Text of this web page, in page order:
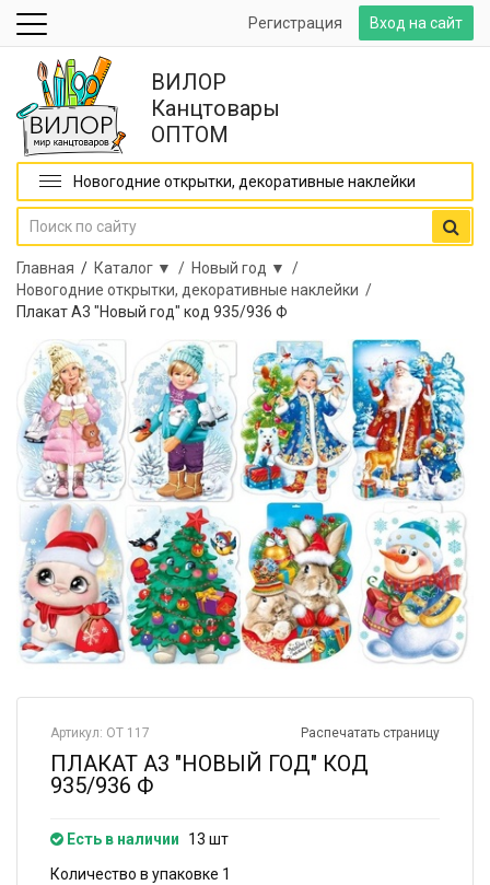
Вход на сайт
Регистрация
ВИЛОР
Канцтовары
ОПТОМ
Новогодние открытки, декоративные наклейки
Главная / Каталог ▼ / Новый год ▼ /
Новогодние открытки, декоративные наклейки /
Плакат А3 "Новый год" код 935/936 Ф
Распечатать страницу
Артикул: ОТ 117
ПЛАКАТ А3 "НОВЫЙ ГОД" КОД
935/936 Ф
Есть в наличии
13 шт
Количество в упаковке 1